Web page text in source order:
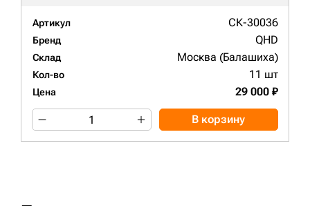
Артикул СК-30036
Бренд QHD
Склад Москва (Балашиха)
Кол-во 11 шт
Цена 29 000 ₽
В корзину